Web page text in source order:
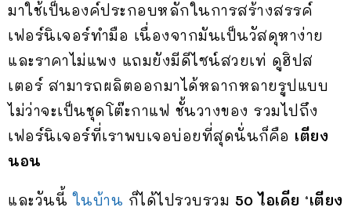
มาใช้เป็นองค์ประกอบหลักในการสร้างสรรค์
เฟอร์นิเจอร์ทำมือ เนื่องจากมันเป็นวัสดุหาง่าย
และราคาไม่แพง แถมยังมีดีไซน์สวยเท่ ดูฮิปส
เตอร์ สามารถผลิตออกมาได้หลากหลายรูปแบบ
ไม่ว่าจะเป็นชุดโต๊ะกาแฟ ชั้นวางของ รวมไปถึง
เฟอร์นิเจอร์ที่เราพบเจอบ่อยที่สุดนั่นก็คือ เตียง
นอน
และวันนี้ในบ้าน ก็ได้ไปรวบรวม 50 ไอเดีย ‘เตียง